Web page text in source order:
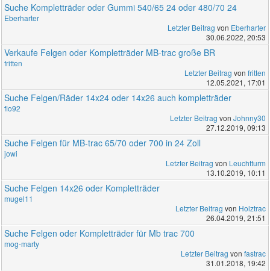
Suche Kompletträder oder Gummi 540/65 24 oder 480/70 24
Eberharter
Letzter Beitrag von Eberharter
30.06.2022, 20:53
Verkaufe Felgen oder Kompletträder MB-trac große BR
fritten
Letzter Beitrag von fritten
12.05.2021, 17:01
Suche Felgen/Räder 14x24 oder 14x26 auch kompletträder
flo92
Letzter Beitrag von Johnny30
27.12.2019, 09:13
Suche Felgen für MB-trac 65/70 oder 700 in 24 Zoll
jowi
Letzter Beitrag von Leuchtturm
13.10.2019, 10:11
Suche Felgen 14x26 oder Kompletträder
mugel11
Letzter Beitrag von Holztrac
26.04.2019, 21:51
Suche Felgen oder Kompletträder für Mb trac 700
mog-marty
Letzter Beitrag von fastrac
31.01.2018, 19:42